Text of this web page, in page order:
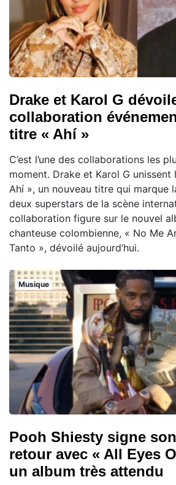
Drake et Karol G
collaboration
titre « Ahí »
C’est l’une des collaborations les
moment. Drake et Karol G unissent
Ahí », un nouveau titre qui marque
deux superstars de la scène
collaboration figure sur le nouvel
chanteuse colombienne, « No Me
Tanto », dévoilé aujourd’hui.
Musique
Pooh Shiesty signe
retour avec « All Eyes
un album très attendu